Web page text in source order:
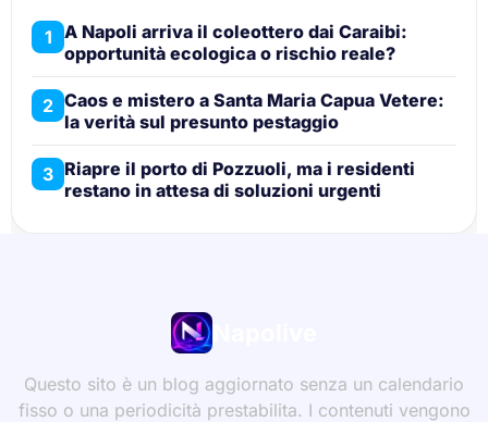
1 A Napoli arriva il coleottero dai Caraibi:
opportunità ecologica o rischio reale?
2 Caos e mistero a Santa Maria Capua Vetere:
la verità sul presunto pestaggio
3 Riapre il porto di Pozzuoli, ma i residenti
restano in attesa di soluzioni urgenti
Questo sito è un blog aggiornato senza un calendario
fisso o una periodicità prestabilita. I contenuti vengono